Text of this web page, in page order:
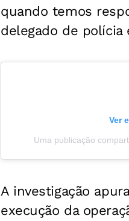
quando temos
delegado de polícia
Ver
Uma publicação
A investigação
execução da